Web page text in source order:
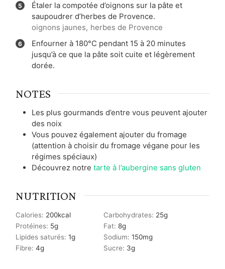
Étaler la compotée d’oignons sur la pâte et
saupoudrer d’herbes de Provence.
oignons jaunes, herbes de Provence
Enfourner à 180°C pendant 15 à 20 minutes
jusqu’à ce que la pâte soit cuite et légèrement
dorée.
NOTES
Les plus gourmands d’entre vous peuvent ajouter
des noix
Vous pouvez également ajouter du fromage
(attention à choisir du fromage végane pour les
régimes spéciaux)
Découvrez notre tarte à l’aubergine sans gluten
NUTRITION
Calories: 200kcal Carbohydrates: 25g
Protéines: 5g Fat: 8g
Lipides saturés: 1g Sodium: 150mg
Fibre: 4g Sucre: 3g